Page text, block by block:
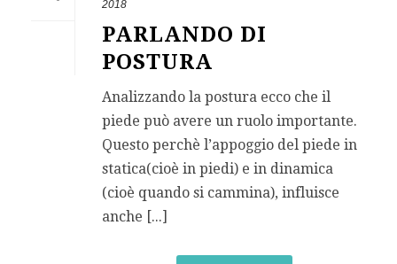
2018
PARLANDO DI
POSTURA
Analizzando la postura ecco che il
piede può avere un ruolo importante.
Questo perchè l’appoggio del piede in
statica(cioè in piedi) e in dinamica
(cioè quando si cammina), influisce
anche [...]